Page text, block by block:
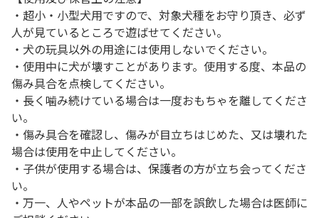
・超小・小型犬用ですので、対象犬種をお守り頂き、必ず
人が見ているところで遊ばせてください。
・犬の玩具以外の用途には使用しないでください。
・使用中に犬が壊すことがあります。使用する度、本品の
傷み具合を点検してください。
・長く噛み続けている場合は一度おもちゃを離してくださ
い。
・傷み具合を確認し、傷みが目立ちはじめた、又は壊れた
場合は使用を中止してください。
・子供が使用する場合は、保護者の方が立ち会ってくださ
い。
・万一、人やペットが本品の一部を誤飲した場合は医師に